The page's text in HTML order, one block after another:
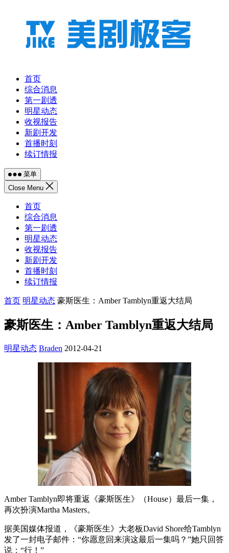
首页
综合消息
第一剧透
明星动态
收视报告
新剧开发
首播时刻
续订情报
菜单
Close Menu
首页
综合消息
第一剧透
明星动态
收视报告
新剧开发
首播时刻
续订情报
首页 明星动态 豪斯医生：Amber Tamblyn重返大结局
豪斯医生：Amber Tamblyn重返大结局
明星动态 Braden 2012-04-21
Amber Tamblyn即将重返《豪斯医生》（House）最后一集，
再次扮演Martha Masters。
据美国媒体报道，《豪斯医生》大老板David Shore给Tamblyn
发了一封电子邮件：“你愿意回来演这最后一集吗？”她只回答
说：“行！”